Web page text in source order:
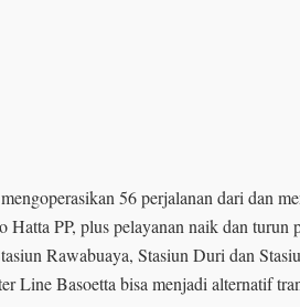
56 perjalanan dari dan
Hatta PP, plus pelayanan naik dan turun
Rawabuaya, Stasiun Duri dan
Line Basoetta bisa menjadi alternatif